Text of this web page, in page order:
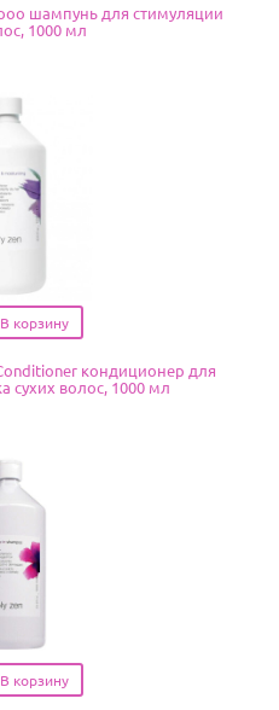
шампунь для стимуляции
1000 мл
кондиционер для
сухих волос, 1000 мл